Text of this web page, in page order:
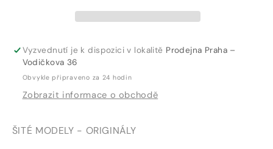
Vyzvednutí je k dispozici v lokalitě Prodejna Praha –
Vodičkova 36
Obvykle připraveno za 24 hodin
Zobrazit informace o obchodě
ŠITÉ MODELY - ORIGINÁLY